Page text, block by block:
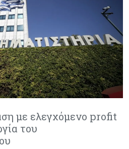
με ελεγχόμενο profit
του